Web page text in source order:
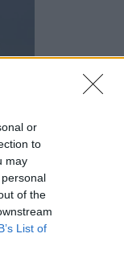
or
to
may
of the
List of